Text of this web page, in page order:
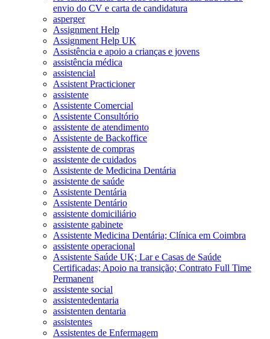
envio do CV e carta de candidatura
asperger
Assignment Help
Assignment Help UK
Assistência e apoio a crianças e jovens
assistência médica
assistencial
Assistent Practicioner
assistente
Assistente Comercial
Assistente Consultório
assistente de atendimento
Assistente de Backoffice
assistente de compras
assistente de cuidados
Assistente de Medicina Dentária
assistente de saúde
Assistente Dentária
Assistente Dentário
assistente domiciliário
assistente gabinete
Assistente Medicina Dentária; Clínica em Coimbra
assistente operacional
Assistente Saúde UK; Lar e Casas de Saúde
Certificadas; Apoio na transição; Contrato Full Time
Permanent
assistente social
assistentedentaria
assistenten dentaria
assistentes
Assistentes de Enfermagem